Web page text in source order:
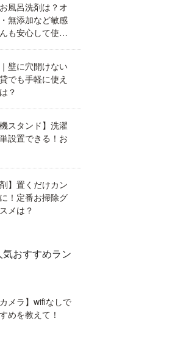
風呂洗剤は？オ
無添加など敏感
も安心して使え
壁に穴開けない
でも手軽に使え
？
スタンド】洗濯
設置できる！お
】置くだけカン
！定番お掃除グ
メは？
気おすすめラン
メラ】wifiなしで
めを教えて！